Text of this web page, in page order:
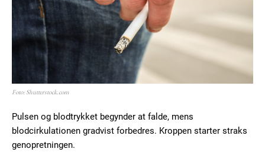
Foto: Shutterstock.com
Pulsen og blodtrykket begynder at falde, mens
blodcirkulationen gradvist forbedres. Kroppen starter straks
genopretningen.